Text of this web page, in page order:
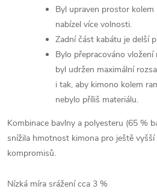
Byl upraven prostor
nabízel více volnosti.
Zadní část kabátu je delší
Bylo přepracováno
byl udržen maximální
i tak, aby kimono kolem
nebylo příliš materiálu.
Kombinace bavlny a polyesteru (65 %
snížila hmotnost kimona pro ještě
kompromisů.
Nízká míra srážení cca 3 %